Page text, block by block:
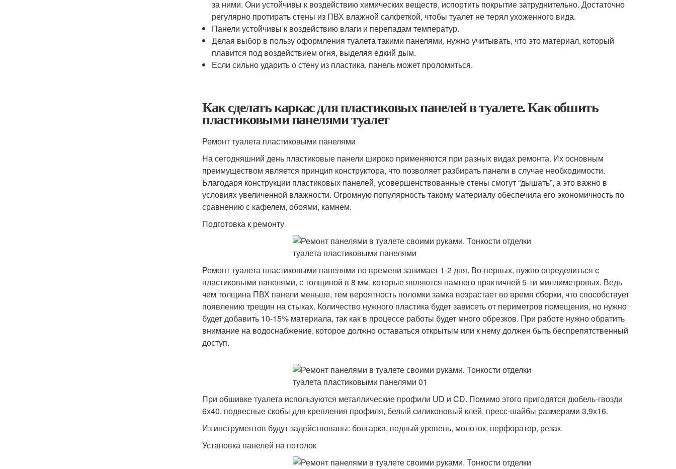
за ними. Они устойчивы к воздействию химических веществ, испортить покрытие затруднительно. Достаточно
регулярно протирать стены из ПВХ влажной салфеткой, чтобы туалет не терял ухоженного вида.
Панели устойчивы к воздействию влаги и перепадам температур.
Делая выбор в пользу оформления туалета такими панелями, нужно учитывать, что это материал, который
плавится под воздействием огня, выделяя едкий дым.
Если сильно ударить о стену из пластика, панель может проломиться.
Как сделать каркас для пластиковых панелей в туалете. Как обшить
пластиковыми панелями туалет
Ремонт туалета пластиковыми панелями
На сегодняшний день пластиковые панели широко применяются при разных видах ремонта. Их основным
преимуществом является принцип конструктора, что позволяет разбирать панели в случае необходимости.
Благодаря конструкции пластиковых панелей, усовершенствованные стены смогут “дышать”, а это важно в
условиях увеличенной влажности. Огромную популярность такому материалу обеспечила его экономичность по
сравнению с кафелем, обоями, камнем.
Подготовка к ремонту
Ремонт туалета пластиковыми панелями по времени занимает 1-2 дня. Во-первых, нужно определиться с
пластиковыми панелями, с толщиной в 8 мм, которые являются намного практичней 5-ти миллиметровых. Ведь
чем толщина ПВХ панели меньше, тем вероятность поломки замка возрастает во время сборки, что способствует
появлению трещин на стыках. Количество нужного пластика будет зависеть от периметров помещения, но нужно
будет добавить 10-15% материала, так как в процессе работы будет много обрезков. При работе нужно обратить
внимание на водоснабжение, которое должно оставаться открытым или к нему должен быть беспрепятственный
доступ.
При обшивке туалета используются металлические профили UD и CD. Помимо этого пригодятся дюбель-гвозди
6х40, подвесные скобы для крепления профиля, белый силиконовый клей, пресс-шайбы размерами 3,9х16.
Из инструментов будут задействованы: болгарка, водный уровень, молоток, перфоратор, резак.
Установка панелей на потолок